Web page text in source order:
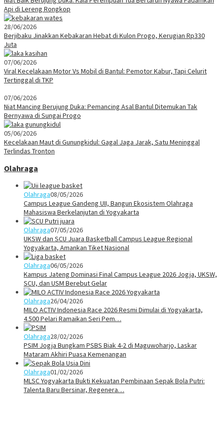
Api di Lereng Rongkop
28/06/2026
Berjibaku Jinakkan Kebakaran Hebat di Kulon Progo, Kerugian Rp330
Juta
07/06/2026
Viral Kecelakaan Motor Vs Mobil di Bantul: Pemotor Kabur, Tapi Celurit
Tertinggal di TKP
07/06/2026
Niat Mancing Berujung Duka: Pemancing Asal Bantul Ditemukan Tak
Bernyawa di Sungai Progo
05/06/2026
Kecelakaan Maut di Gunungkidul: Gagal Jaga Jarak, Satu Meninggal
Terlindas Tronton
Olahraga
Olahraga08/05/2026
Campus League Gandeng UII, Bangun Ekosistem Olahraga
Mahasiswa Berkelanjutan di Yogyakarta
Olahraga07/05/2026
UKSW dan SCU Juara Basketball Campus League Regional
Yogyakarta, Amankan Tiket Nasional
Olahraga06/05/2026
Kampus Jateng Dominasi Final Campus League 2026 Jogja, UKSW,
SCU, dan USM Berebut Gelar
Olahraga26/04/2026
MILO ACTIV Indonesia Race 2026 Resmi Dimulai di Yogyakarta,
4.500 Pelari Ramaikan Seri Pem…
Olahraga28/02/2026
PSIM Jogja Bungkam PSBS Biak 4-2 di Maguwoharjo, Laskar
Mataram Akhiri Puasa Kemenangan
Olahraga01/02/2026
MLSC Yogyakarta Bukti Kekuatan Pembinaan Sepak Bola Putri:
Talenta Baru Bersinar, Regenera…